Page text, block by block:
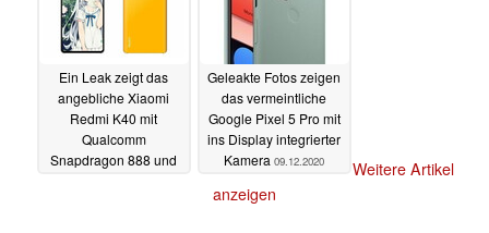
Ein Leak zeigt das
angebliche Xiaomi
Redmi K40 mit
Qualcomm
Snapdragon 888 und
Geleakte Fotos zeigen
das vermeintliche
Google Pixel 5 Pro mit
ins Display integrierter
Kamera 09.12.2020
Weitere Artikel
anzeigen